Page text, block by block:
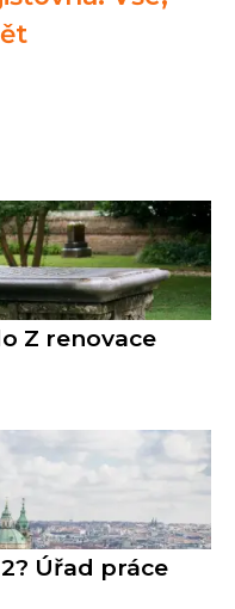
Z renovace
Úřad práce